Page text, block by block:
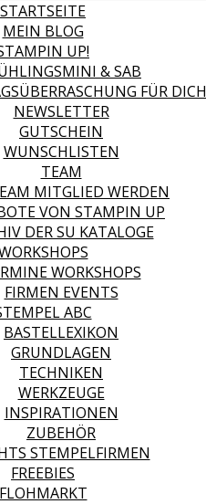
STARTSEITE
MEIN BLOG
UP!
& SAB
FÜR DICH
NEWSLETTER
GUTSCHEIN
WUNSCHLISTEN
TEAM
MITGLIED WERDEN
VON STAMPIN UP
DER SU KATALOGE
WORKSHOPS
FIRMEN EVENTS
ABC
BASTELLEXIKON
GRUNDLAGEN
TECHNIKEN
WERKZEUGE
INSPIRATIONEN
ZUBEHÖR
STEMPELFIRMEN
FREEBIES
FLOHMARKT